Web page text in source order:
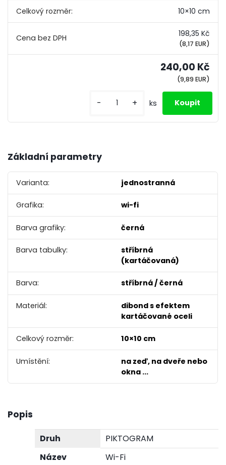
Celkový rozměr: 10×10 cm
198,35 Kč
(8,17 EUR)
240,00 Kč
(9,89 EUR)
- + ks
Popis
Druh
PIKTOGRAM
Název
Wi-Fi
Základní parametry
Varianta: jednostranná
Grafika: wi-fi
Barva grafiky: černá
Barva tabulky:
stříbrná
(kartáčovaná)
Barva: stříbrná / černá
Materiál:
dibond s efektem
kartáčované oceli
Celkový rozměr: 10×10 cm
Umístění:
na zeď, na dveře nebo
okna ...